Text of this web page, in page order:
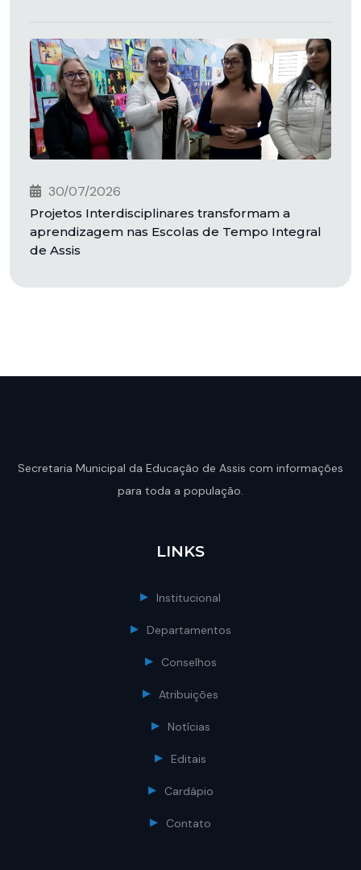
30/07/2026
Projetos Interdisciplinares transformam a
aprendizagem nas Escolas de Tempo Integral
de Assis
Secretaria Municipal da Educação de Assis com informações
para toda a população.
LINKS
Institucional
Departamentos
Conselhos
Atribuições
Notícias
Editais
Cardápio
Contato